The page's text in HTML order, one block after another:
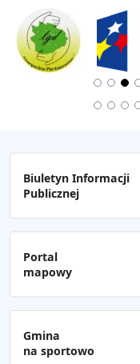
Biuletyn Informacji
Publicznej
Portal
mapowy
Gmina
na sportowo